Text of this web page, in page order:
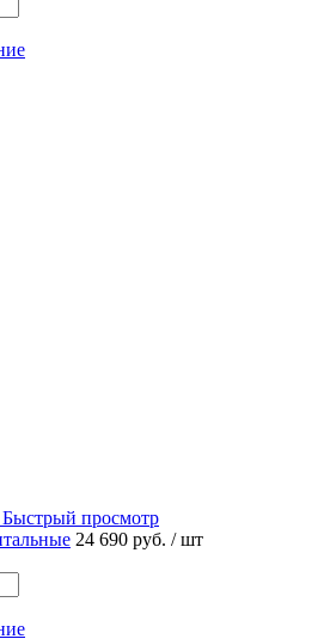
Быстрый просмотр
24 690 руб. / шт